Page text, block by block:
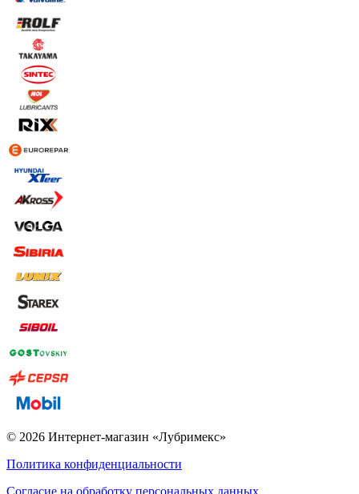
© 2026 Интернет-магазин «Лубримекс»
Политика конфиденциальности